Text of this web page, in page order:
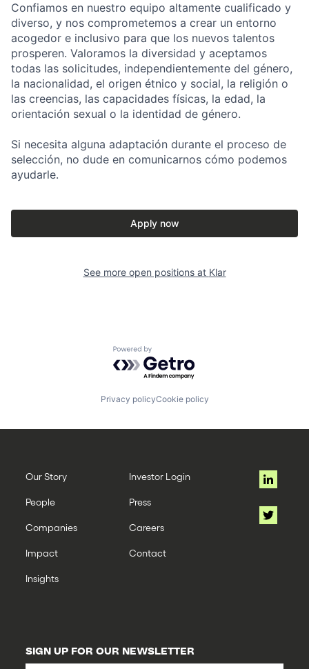
Confiamos en nuestro equipo altamente cualificado y
diverso, y nos comprometemos a crear un entorno
acogedor e inclusivo para que los nuevos talentos
prosperen. Valoramos la diversidad y aceptamos
todas las solicitudes, independientemente del género,
la nacionalidad, el origen étnico y social, la religión o
las creencias, las capacidades físicas, la edad, la
orientación sexual o la identidad de género.
Si necesita alguna adaptación durante el proceso de
selección, no dude en comunicarnos cómo podemos
ayudarle.
Apply now
See more open positions at Klar
Powered by Getro.com
Privacy policyCookie policy
Our Story
People
Companies
Impact
Insights
Investor Login
Press
Careers
Contact
SIGN UP FOR OUR NEWSLETTER